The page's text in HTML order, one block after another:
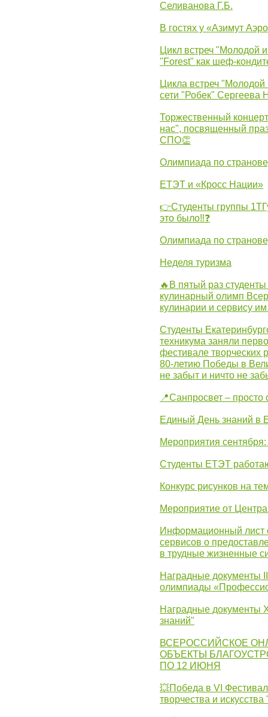
Селиванова Г.Б.
В гостях у «Азимут
Цикл встреч "Молодой
"Forest" как шеф-
Цикла встреч
сети "Робек" Сергеева
Торжественный
нас", посвященный
СПО👏
Олимпиада по
ЕТЭТ и «Кросс Нации»
👉Студенты группы
это было‼❓
Олимпиада по
Неделя туризма
🔥В пятый раз
кулинарный олимп
кулинарии и сервису
Студенты
техникума заняли
фестивале
80-летию Победы в
не забыт и ничто не
📍Санпросвет –
Единый День знаний в
Мероприятия
Студенты ЕТЭТ
Конкурс рисунков на
Мероприятие от
Информационный лист
сервисов о
в трудные жизненные
Наградные документы
олимпиады
Наградные документы
знаний"
ВСЕРОССИЙСКОЕ
ОБЪЕКТЫ
ПО 12 ИЮНЯ
💥Победа в VI
творчества и